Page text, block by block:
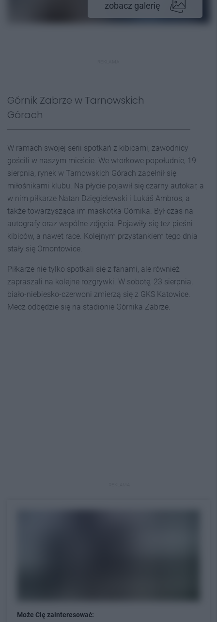
zobacz galerię
Górnik Zabrze w Tarnowskich
Górach
W ramach swojej serii spotkań z kibicami, zawodnicy
gościli w naszym mieście. We wtorkowe popołudnie, 19
sierpnia, rynek w Tarnowskich Górach zapełnił się
miłośnikami klubu. Na płycie pojawił się czarny autokar, a
w nim piłkarze Natan Dzięgielewski i Lukáš Ambros, a
także towarzysząca im maskotka Górnika. Był czas na
autografy oraz wspólne zdjęcia. Pojawiły się też pieśni
kibiców, a nawet race. Kolejnym przystankiem tego dnia
stały się Ornontowice.
Piłkarze nie tylko spotkali się z fanami, ale również
zapraszali na kolejne rozgrywki. W sobotę, 23 sierpnia,
biało-niebiesko-czerwoni zmierzą się z GKS Katowice.
Mecz odbędzie się na stadionie Górnika Zabrze.
Może Cię zainteresować: